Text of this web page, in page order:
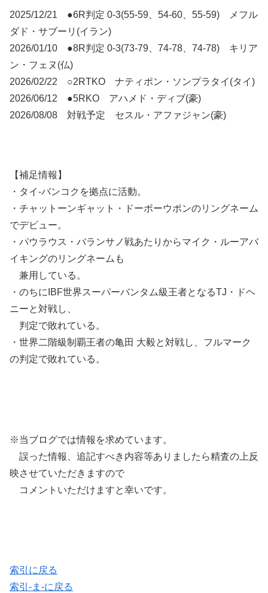
2025/12/21 ●6R判定 0-3(55-59、54-60、55-59) メフル
ダド・サブーリ(イラン)
2026/01/10 ●8R判定 0-3(73-79、74-78、74-78) キリア
ン・フェヌ(仏)
2026/02/22 ○2RTKO ナティポン・ソンプラタイ(タイ)
2026/06/12 ●5RKO アハメド・ディブ(豪)
2026/08/08 対戦予定 セスル・アファジャン(豪)
【補足情報】
・タイ-バンコクを拠点に活動。
・チャットーンギャット・ドーボーウポンのリングネーム
でデビュー。
・パウラウス・バランサノ戦あたりからマイク・ルーアバ
イキングのリングネームも
兼用している。
・のちにIBF世界スーパーバンタム級王者となるTJ・ドヘ
ニーと対戦し、
判定で敗れている。
・世界二階級制覇王者の亀田 大毅と対戦し、フルマーク
の判定で敗れている。
※当ブログでは情報を求めています。
誤った情報、追記すべき内容等ありましたら精査の上反
映させていただきますので
コメントいただけますと幸いです。
索引に戻る
索引-ま-に戻る